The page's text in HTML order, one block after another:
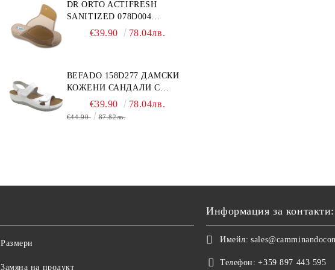
DR ORTO ACTIFRESH
SANITIZED 078D004
ОРТОПЕДИЧНИ ДАМСКИ
€39.90 78.04лв.
BEFADO 158D277 ДАМСКИ
КОЖЕНИ САНДАЛИ С
ВЕЛКРО, БЕЛИ
€39.90 78.04лв.
€44.90 87.82лв.
Размери
Замяна на продукт
Информация за контакти:
Имейл:
Телефон: +359 897 443 595